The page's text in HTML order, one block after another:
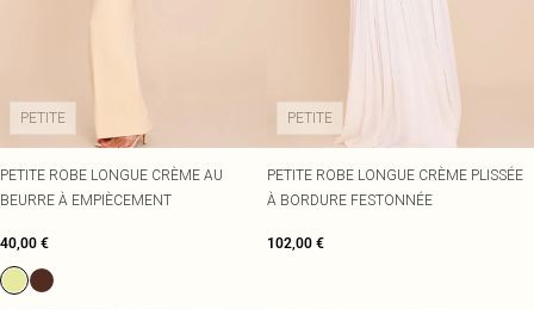
PETITE
PETITE ROBE LONGUE CRÈME AU
BEURRE À EMPIÈCEMENT
40,00 €
PETITE
PETITE ROBE LONGUE CRÈME PLISSÉE
À BORDURE FESTONNÉE
102,00 €